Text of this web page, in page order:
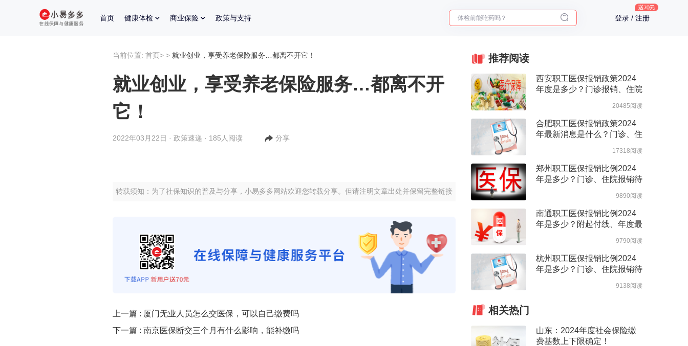
首页 健康体检 商业保险 政策与支持 十大理由告诉你为什么要买保险 登录 / 注册
当前位置: 首页> > 就业创业，享受养老保险服务…都离不开它！
就业创业，享受养老保险服务…都离不开
它！
2022年03月22日 · 政策速递 · 185人阅读 分享
转载须知：为了社保知识的普及与分享，小易多多网站欢迎您转载分享。但请注明文章出处并保留完整链接
上一篇 : 厦门无业人员怎么交医保，可以自己缴费吗
下一篇 : 南京医保断交三个月有什么影响，能补缴吗
推荐阅读
西安职工医保报销政策2024
年度是多少？门诊报销、住院
20485阅读
合肥职工医保报销政策2024
年最新消息是什么？门诊、住
17318阅读
郑州职工医保报销比例2024
年是多少？门诊、住院报销待
9890阅读
南通职工医保报销比例2024
年是多少？附起付线、年度最
9790阅读
杭州职工医保报销比例2024
年是多少？门诊、住院报销待
9138阅读
相关热门
山东：2024年度社会保险缴
费基数上下限确定！